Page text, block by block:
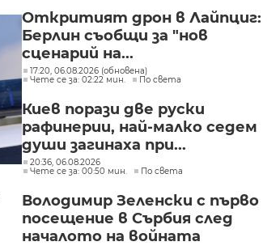
Откритият дрон в Лайпциг:
Берлин съобщи за "нов
сценарий на...
17:20, 06.08.2026 (обновена)
Чете се за: 02:22 мин.
По света
Киев порази две руски
рафинерии, най-малко седем
души загинаха при...
20:36, 06.08.2026
Чете се за: 00:50 мин.
По света
Володимир Зеленски с първо
посещение в Сърбия след
началото на войната